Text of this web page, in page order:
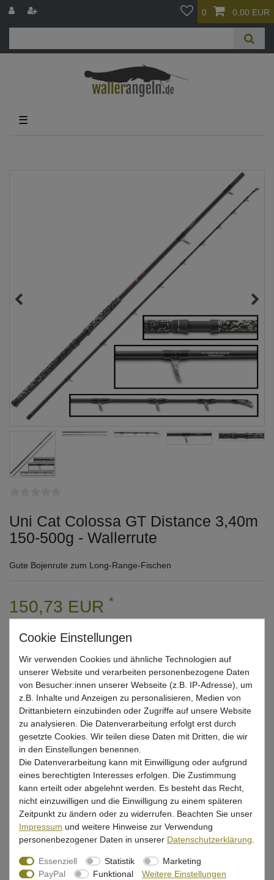
0 0,00 EUR
☰
Uni Cat Colossa GT Distance 3,40m
150-500g - Wallerrute
Gute Bojenrute zum Long-Range-Fischen
150,73 EUR *
Informationen zur Berechnung des Liefertermins hier
Nur noch 2 Stück verfügbar
In den Warenkorb
Wunschliste
Beschreibung
Bewertung
Wir verwenden Cookies und ähnliche Technologien auf
unserer Website und verarbeiten personenbezogene Daten
von Besucher:innen unserer Webseite (z.B. IP-Adresse), um
z.B. Inhalte und Anzeigen zu personalisieren, Medien von
Drittanbietern einzubinden oder Zugriffe auf unsere Website
zu analysieren. Die Datenverarbeitung erfolgt erst durch
gesetzte Cookies. Wir teilen diese Daten mit Dritten, die wir
in den Einstellungen benennen.
Die Datenverarbeitung kann mit Einwilligung oder aufgrund
eines berechtigten Interesses erfolgen. Die Zustimmung
kann erteilt oder abgelehnt werden. Es besteht das Recht,
nicht einzuwilligen und die Einwilligung zu einem späteren
Zeitpunkt zu ändern oder zu widerrufen. Beachten Sie unser
Impressum und weitere Hinweise zur Verwendung
personenbezogener Daten in unserer Daten­schutz­erklärung
Essenziell Statistik
Marketing
PayPal
Funktional Weitere Einstellungen